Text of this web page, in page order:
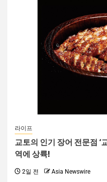
라이프
교토의 인기 장어 전문점 ‘
역에 상륙!
2일 전 Asia Newswire